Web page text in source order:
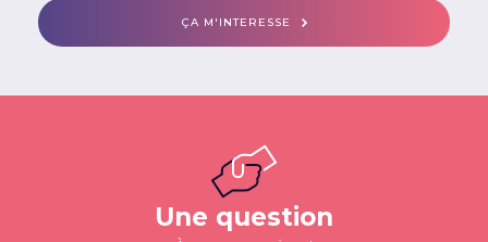
ÇA M'INTERESSE
Une question